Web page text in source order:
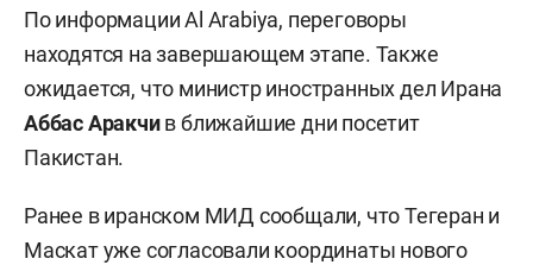
По информации Al Arabiya, переговоры
находятся на завершающем этапе. Также
ожидается, что министр иностранных дел Ирана
Аббас Аракчив ближайшие дни посетит
Пакистан.
Ранее в иранском МИД сообщали, что Тегеран и
Маскат уже согласовали координаты нового